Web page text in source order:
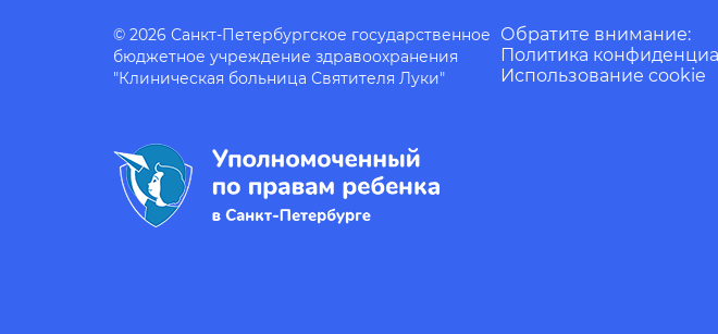
© 2026 Санкт-Петербургское государственное
бюджетное учреждение здравоохранения
"Клиническая больница Святителя Луки"
Обратите внимание:
Политика
Использование cookie